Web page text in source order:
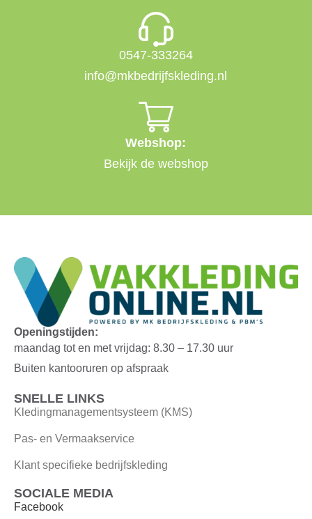
0547-333264
info@mkbedrijfskleding.nl
Webshop:
Bekijk de webshop
Openingstijden:
maandag tot en met vrijdag: 8.30 – 17.30 uur
Buiten kantooruren op afspraak
SNELLE LINKS
Kledingmanagementsysteem (KMS)
Pas- en Vermaakservice
Klant specifieke bedrijfskleding
SOCIALE MEDIA
Facebook